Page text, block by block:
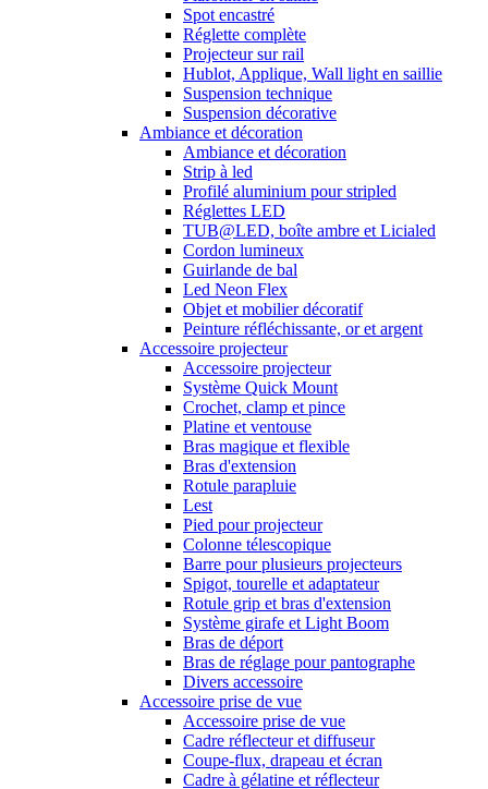
Spot encastré
Réglette complète
Projecteur sur rail
Hublot, Applique, Wall light en saillie
Suspension technique
Suspension décorative
Ambiance et décoration
Ambiance et décoration
Strip à led
Profilé aluminium pour stripled
Réglettes LED
TUB@LED, boîte ambre et Licialed
Cordon lumineux
Guirlande de bal
Led Neon Flex
Objet et mobilier décoratif
Peinture réfléchissante, or et argent
Accessoire projecteur
Accessoire projecteur
Système Quick Mount
Crochet, clamp et pince
Platine et ventouse
Bras magique et flexible
Bras d'extension
Rotule parapluie
Lest
Pied pour projecteur
Colonne télescopique
Barre pour plusieurs projecteurs
Spigot, tourelle et adaptateur
Rotule grip et bras d'extension
Système girafe et Light Boom
Bras de déport
Bras de réglage pour pantographe
Divers accessoire
Accessoire prise de vue
Accessoire prise de vue
Cadre réflecteur et diffuseur
Coupe-flux, drapeau et écran
Cadre à gélatine et réflecteur